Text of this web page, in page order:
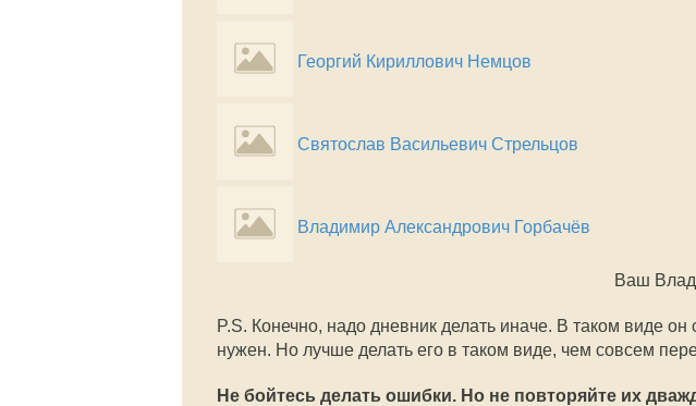
Георгий Кириллович Немцов
Святослав Васильевич Стрельцов
Владимир Александрович Горбачёв
Ваш
P.S. Конечно, надо дневник делать иначе. В таком виде
нужен. Но лучше делать его в таком виде, чем совсем
Не бойтесь делать ошибки. Но не повторяйте их